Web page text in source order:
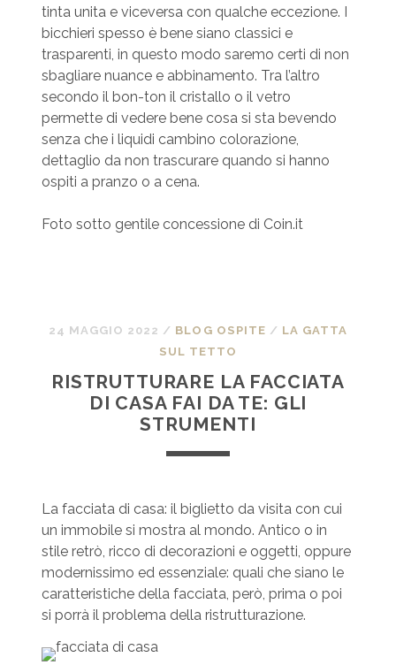
tinta unita e viceversa con qualche eccezione. I
bicchieri spesso è bene siano classici e
trasparenti, in questo modo saremo certi di non
sbagliare nuance e abbinamento. Tra l’altro
secondo il bon-ton il cristallo o il vetro
permette di vedere bene cosa si sta bevendo
senza che i liquidi cambino colorazione,
dettaglio da non trascurare quando si hanno
ospiti a pranzo o a cena.
Foto sotto gentile concessione di Coin.it
24 MAGGIO 2022 / BLOG OSPITE / LA GATTA
SUL TETTO
RISTRUTTURARE LA FACCIATA
DI CASA FAI DA TE: GLI
STRUMENTI
La facciata di casa: il biglietto da visita con cui
un immobile si mostra al mondo. Antico o in
stile retrò, ricco di decorazioni e oggetti, oppure
modernissimo ed essenziale: quali che siano le
caratteristiche della facciata, però, prima o poi
si porrà il problema della ristrutturazione.